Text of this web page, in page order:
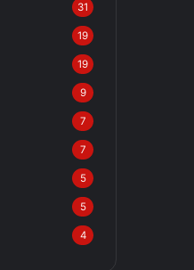
31
19
19
9
7
7
5
5
4